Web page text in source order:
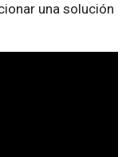
una solución